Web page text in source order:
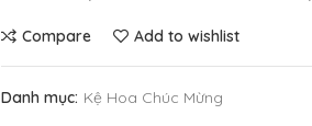
Compare Add to wishlist
Danh mục: Kệ Hoa Chúc Mừng